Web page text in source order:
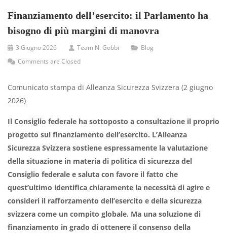
Finanziamento dell’esercito: il Parlamento ha
bisogno di più margini di manovra
3 Giugno 2026 Team N. Gobbi
Blog
Comments are Closed
Comunicato stampa di Alleanza Sicurezza Svizzera (2 giugno
2026)
Il Consiglio federale ha sottoposto a consultazione il proprio
progetto sul finanziamento dell’esercito. L’Alleanza
Sicurezza Svizzera sostiene espressamente la valutazione
della situazione in materia di politica di sicurezza del
Consiglio federale e saluta con favore il fatto che
quest’ultimo identifica chiaramente la necessità di agire e
consideri il rafforzamento dell’esercito e della sicurezza
svizzera come un compito globale. Ma una soluzione di
finanziamento in grado di ottenere il consenso della